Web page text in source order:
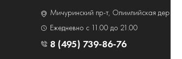
Мичуринский пр-т, Олимпийская деревня,
Ежедневно с 11.00 до 21.00
8 (495) 739-86-76